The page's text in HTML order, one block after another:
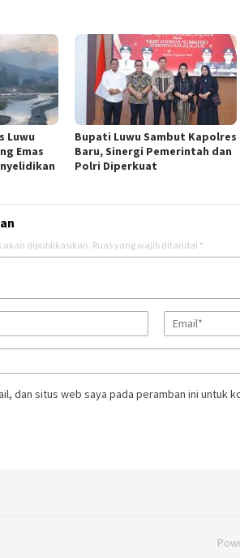
Luwu
Emas
Bupati Luwu Sambut Kapolres
Baru, Sinergi Pemerintah dan
Polri Diperkuat
dipublikasikan. Ruas yang wajib ditandai *
dan situs web saya pada peramban ini untuk